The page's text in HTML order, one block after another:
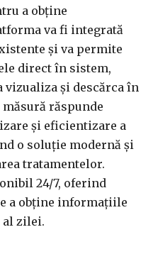
a obține
va fi integrată
și va permite
direct în sistem,
vizualiza și descărca în
răspunde
și eficientizare a
o soluție modernă și
tratamentelor.
24/7, oferind
a obține informațiile
al zilei.